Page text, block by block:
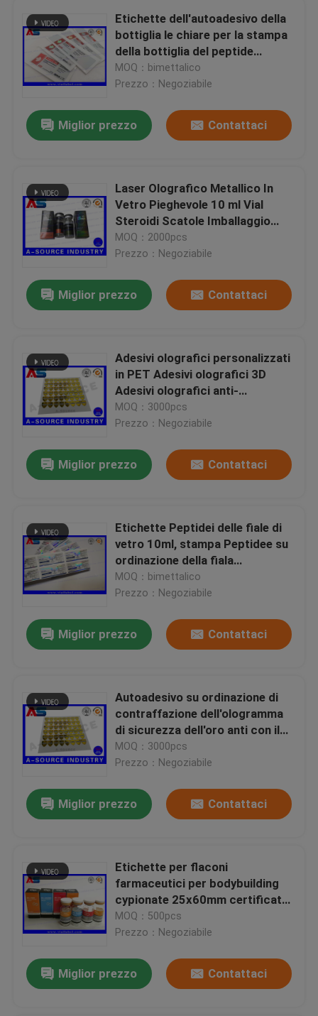
Casa
Prodotti
Etichette dell'autoadesivo della
bottiglia le chiare per la stampa
della bottiglia del peptide
identifica le etichette della fiala
10ml piccole etichette della
MOQ：bimettalico
Prezzo：Negoziabile
Miglior prezzo Contattaci
Laser Olografico Metallico In
Vetro Pieghevole 10 ml Vial
Steroidi Scatole Imballaggio
Scatole Farmaceutiche
Etichetta
MOQ：2000pcs
Prezzo：Negoziabile
Miglior prezzo Contattaci
Adesivi olografici personalizzati
in PET Adesivi olografici 3D
Adesivi olografici anti-
falsificazione
MOQ：3000pcs
Prezzo：Negoziabile
Miglior prezzo Contattaci
Etichette Peptidei delle fiale di
vetro 10ml, stampa Peptidee su
ordinazione della fiala
dell'autoadesivo
MOQ：bimettalico
Prezzo：Negoziabile
Miglior prezzo Contattaci
Autoadesivo su ordinazione di
contraffazione dell'ologramma
di sicurezza dell'oro anti con il
numero di serie/sovrapposizione
del graffio
MOQ：3000pcs
Prezzo：Negoziabile
Miglior prezzo Contattaci
Etichette per flaconi
farmaceutici per bodybuilding
cypionate 25x60mm certificate
ISO per fiale da 10 ml
MOQ：500pcs
Prezzo：Negoziabile
Miglior prezzo Contattaci